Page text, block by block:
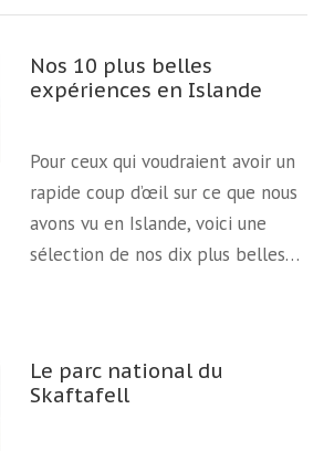
Nos 10 plus belles
expériences en Islande
Pour ceux qui voudraient avoir un
rapide coup d’œil sur ce que nous
avons vu en Islande, voici une
sélection de nos dix plus belles…
Le parc national du
Skaftafell